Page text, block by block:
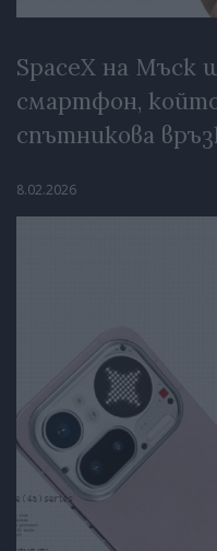
SpaceX на Мъск
смартфон,
спътникова
8.02.2026